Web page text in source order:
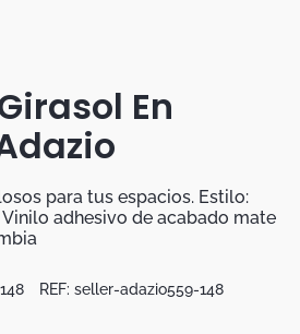
En
para tus espacios. Estilo:
adhesivo de acabado mate
REF: seller-adazio559-148